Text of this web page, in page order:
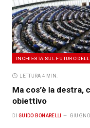
INCHIESTA SUL FUTURO
LETTURA 4 MIN.
Ma cos’è la destra,
obiettivo
DI GUIDO BONARELLI